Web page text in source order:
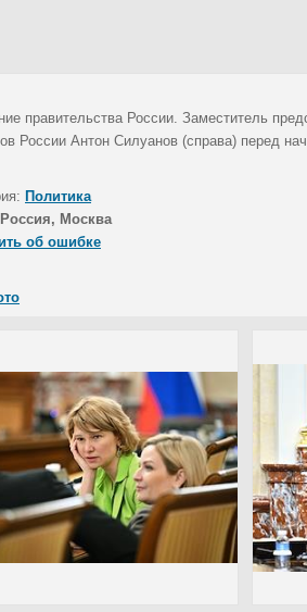
правительства России. Заместитель
России Антон Силуанов (справа) перед
Политика
Россия, Москва
об ошибке